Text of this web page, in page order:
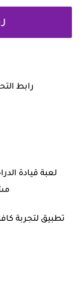
رابط
لعبة قيادة
تطبيق لتجربة